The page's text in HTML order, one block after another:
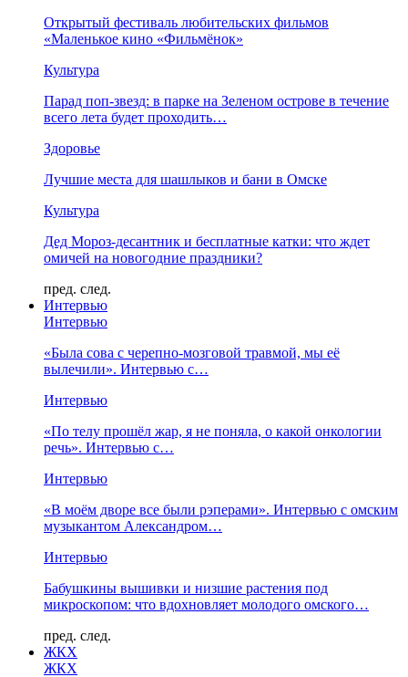
Открытый фестиваль любительских фильмов
«Маленькое кино «Фильмёнок»
Культура
Парад поп-звезд: в парке на Зеленом острове в течение
всего лета будет проходить…
Здоровье
Лучшие места для шашлыков и бани в Омске
Культура
Дед Мороз-десантник и бесплатные катки: что ждет
омичей на новогодние праздники?
пред. след.
Интервью
Интервью
«Была сова с черепно-мозговой травмой, мы её
вылечили». Интервью с…
Интервью
«По телу прошёл жар, я не поняла, о какой онкологии
речь». Интервью с…
Интервью
«В моём дворе все были рэперами». Интервью с омским
музыкантом Александром…
Интервью
Бабушкины вышивки и низшие растения под
микроскопом: что вдохновляет молодого омского…
пред. след.
ЖКХ
ЖКХ